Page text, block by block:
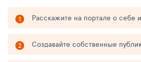
Расскажите на портале о себе
Создавайте собственные